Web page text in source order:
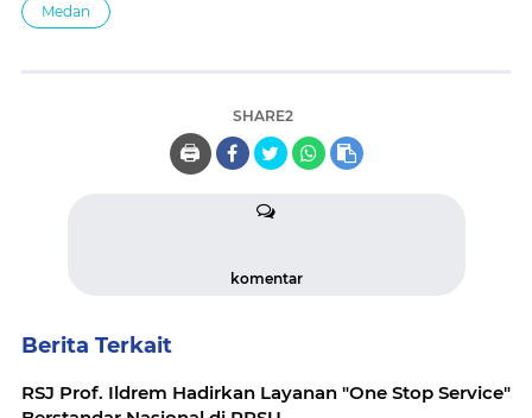
Medan
SHARE2
🖨️
komentar
Berita Terkait
RSJ Prof. Ildrem Hadirkan Layanan "One Stop Service"